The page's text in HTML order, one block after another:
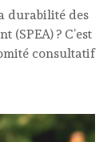
durabilité des
(SPEA) ? C’est
consultatif